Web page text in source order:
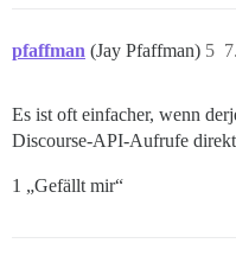
pfaffman (Jay Pfaffman) 5
Es ist oft einfacher, wenn
Discourse-API-Aufrufe
1 „Gefällt mir“